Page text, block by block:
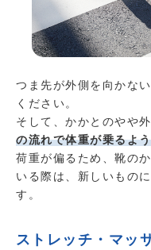
つま先が外側を向かない
ください。
そして、かかとのやや
の流れで体重が乗るよ
荷重が偏るため、靴の
いる際は、新しいもの
す。
ストレッチ・マッ